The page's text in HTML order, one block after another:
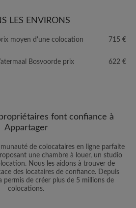
LES ENVIRONS
moyen d'une colocation 715 €
Bosvoorde prix
622 €
font confiance à
Appartager
de colocataires en ligne parfaite
une chambre à louer, un studio
Nous les aidons à trouver de
des locataires de confiance. Depuis
permis de créer plus de 5 millions de
colocations.